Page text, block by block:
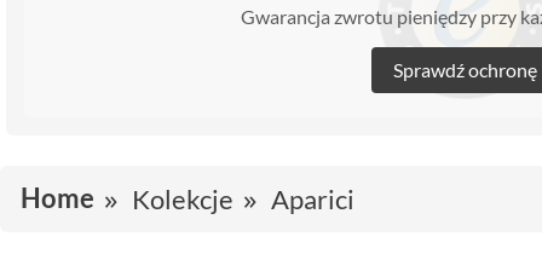
Gwarancja zwrotu pieniędzy przy
Sprawdź ochronę
Home Kolekcje Aparici